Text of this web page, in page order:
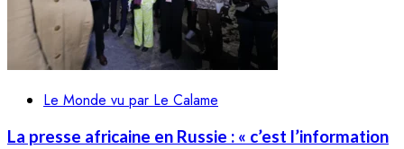
Le Monde vu par Le Calame
La presse africaine en Russie : « c’est l’information